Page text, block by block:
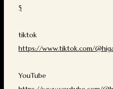
5
tiktok
https://www.tiktok.com/
YouTube